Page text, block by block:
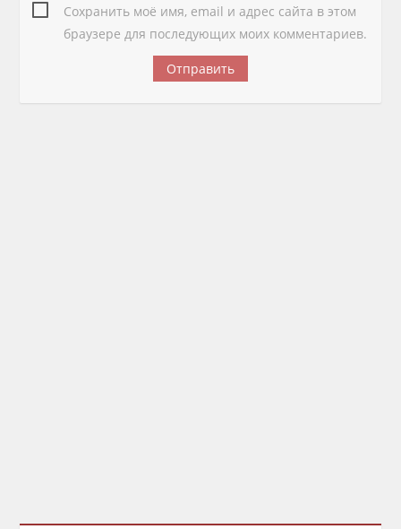
Сохранить моё имя, email и адрес сайта в этом
браузере для последующих моих комментариев.